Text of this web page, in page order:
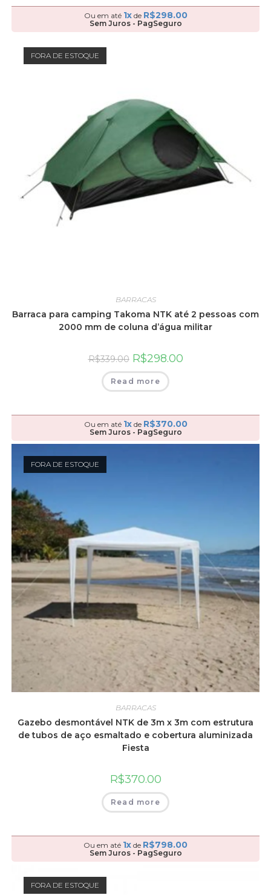
Ou em até 1xde R$298.00
Sem Juros - PagSeguro
FORA DE ESTOQUE
BARRACAS
Barraca para camping Takoma NTK até 2 pessoas com
2000 mm de coluna d’água militar
R$339.00 R$298.00
Read more
Ou em até 1xde R$370.00
Sem Juros - PagSeguro
FORA DE ESTOQUE
BARRACAS
Gazebo desmontável NTK de 3m x 3m com estrutura
de tubos de aço esmaltado e cobertura aluminizada
Fiesta
R$370.00
Read more
Ou em até 1x de R$798.00
Sem Juros - PagSeguro
FORA DE ESTOQUE